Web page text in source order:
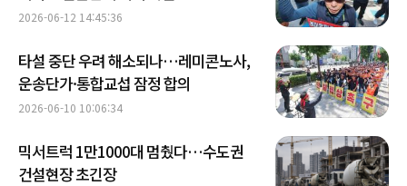
2026-06-12 14:45:36
타설 중단 우려 해소되나…레미콘노사,
운송단가·통합교섭 잠정 합의
2026-06-10 10:06:34
믹서트럭 1만1000대 멈췄다…수도권
건설현장 초긴장